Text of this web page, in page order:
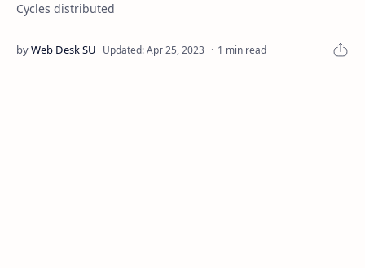
Cycles distributed
1 min read